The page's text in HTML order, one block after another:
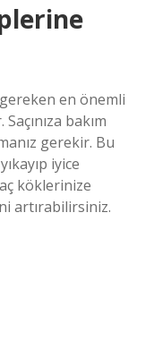
en önemli
bakım
gerekir. Bu
iyice
köklerinize
artırabilirsiniz.